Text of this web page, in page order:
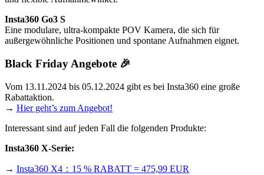
Insta360 Go3 S
Eine modulare, ultra-kompakte POV Kamera, die sich für
außergewöhnliche Positionen und spontane Aufnahmen eignet.
Black Friday Angebote 🎉
Vom 13.11.2024 bis 05.12.2024 gibt es bei Insta360 eine große
Rabattaktion.
→ Hier geht’s zum Angebot!
Interessant sind auf jeden Fall die folgenden Produkte:
Insta360 X-Serie:
→ Insta360 X4：15 % RABATT = 475,99 EUR